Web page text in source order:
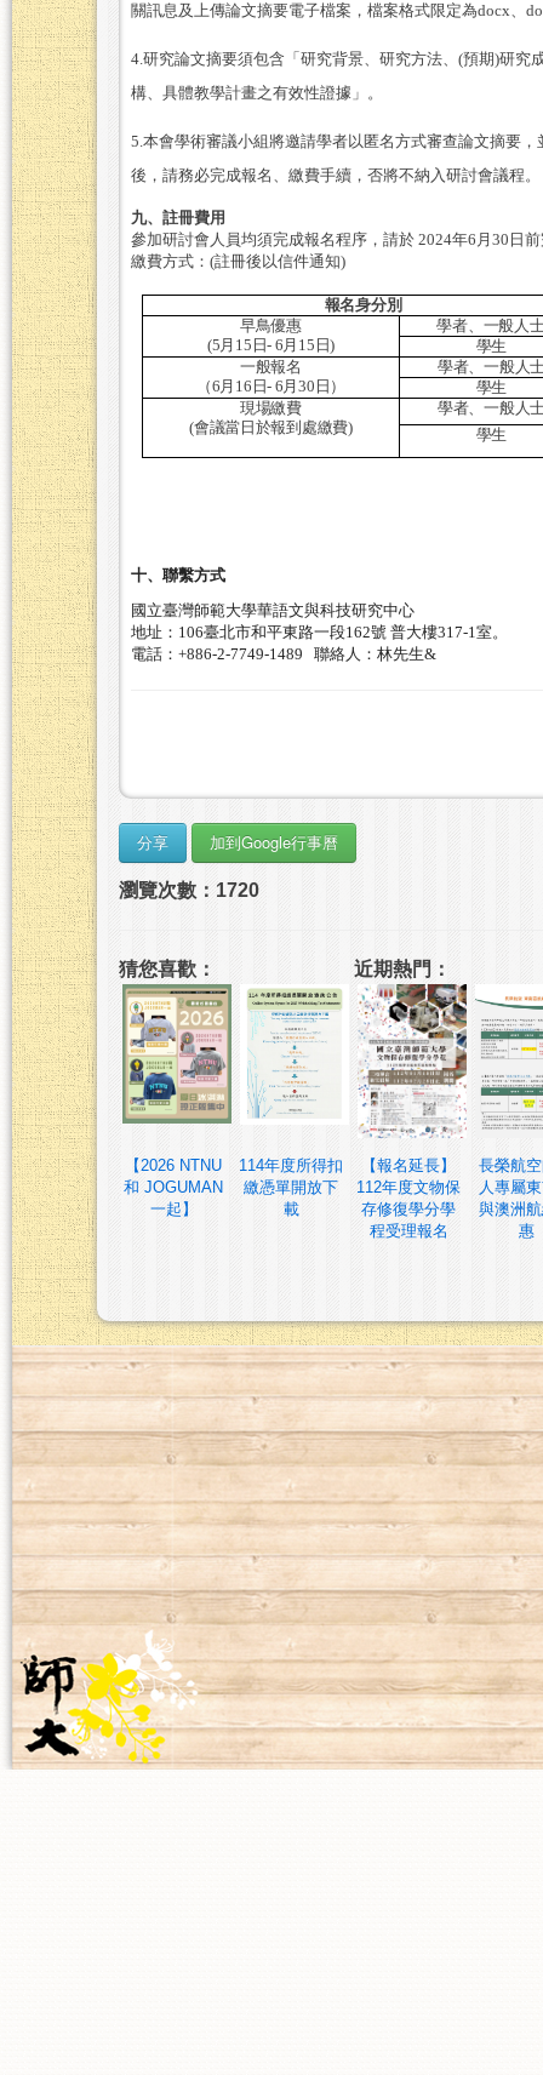
關訊息及上傳論文摘要電子檔案，檔案格式限定為docx、
4.研究論文摘要須包含「研究背景、研究方法、 (預期)研究
構、具體教學計畫之有效性證據」。
5.本會學術審議小組將邀請學者以匿名方式審查論文摘要，
後，請務必完成報名、繳費手續，否將不納入研討會議程。
九、註冊費用
參加研討會人員均須完成報名程序，請於 2024年6 月 30 日
繳費方式 ： (註冊後以信件通知)
報名身分別
早鳥優惠
(5月 15 日- 6月 15 日)
學者、一般人
學生
一般報名
（6月 16 日- 6月30 日）
學者、一般人
學生
現場繳費
(會議當日於報到處繳費)
學者、一般人
學生
十、聯繫方式
國立臺灣師範大學華語文與科技研究中心
地址： 106臺北市和平東路一段162號 普大樓317-1室。
電話： +886-2-7749-1489 聯絡人：林先生&
瀏覽次數：1720
猜您喜歡：
【2026 NTNU
和 JOGUMAN
一起】
114年度所得扣
繳憑單開放下
載
近期熱門：
【報名延長】
112年度文物保
存修復學分學
程受理報名
長榮航
人專屬
與澳洲
惠